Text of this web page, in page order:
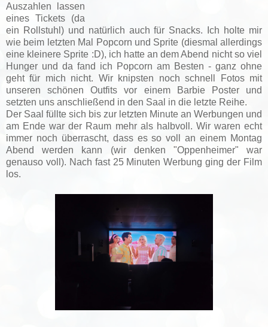
Auszahlen lassen
eines Tickets (da
ein Rollstuhl) und natürlich auch für Snacks. Ich holte mir
wie beim letzten Mal Popcorn und Sprite (diesmal allerdings
eine kleinere Sprite :D), ich hatte an dem Abend nicht so viel
Hunger und da fand ich Popcorn am Besten - ganz ohne
geht für mich nicht. Wir knipsten noch schnell Fotos mit
unseren schönen Outfits vor einem Barbie Poster und
setzten uns anschließend in den Saal in die letzte Reihe.
Der Saal füllte sich bis zur letzten Minute an Werbungen und
am Ende war der Raum mehr als halbvoll. Wir waren echt
immer noch überrascht, dass es so voll an einem Montag
Abend werden kann (wir denken "Oppenheimer" war
genauso voll). Nach fast 25 Minuten Werbung ging der Film
los.